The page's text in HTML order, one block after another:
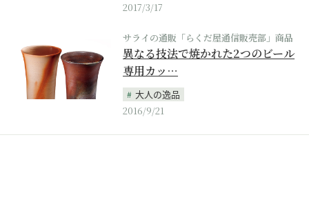
2017/3/17
サライの通販「らくだ屋通信販売部」商品
異なる技法で焼かれた2つのビール
専用カッ…
大人の逸品
2016/9/21